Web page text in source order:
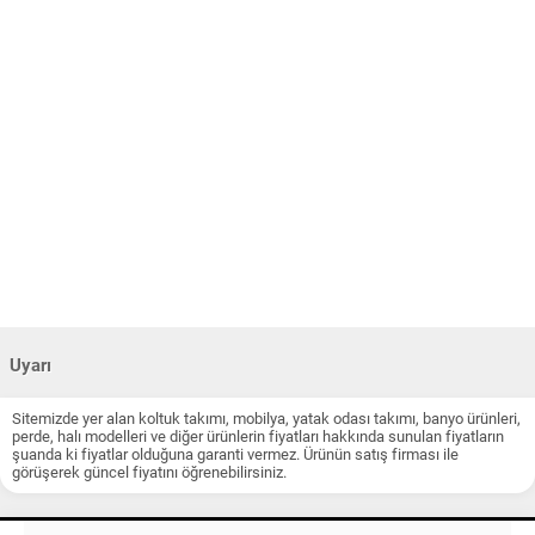
Uyarı
Sitemizde yer alan koltuk takımı, mobilya, yatak odası takımı, banyo ürünleri,
perde, halı modelleri ve diğer ürünlerin fiyatları hakkında sunulan fiyatların
şuanda ki fiyatlar olduğuna garanti vermez. Ürünün satış firması ile
görüşerek güncel fiyatını öğrenebilirsiniz.